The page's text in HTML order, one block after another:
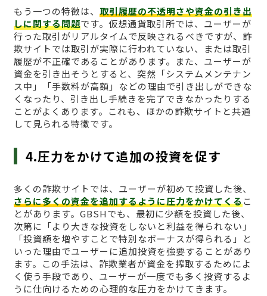
もう一つの特徴は、 取引履歴の不透明さや資金の引き出
しに関する問題です。仮想通貨取引所では、ユーザーが
行った取引がリアルタイムで反映されるべきですが、詐
欺サイトでは取引が実際に行われていない、または取引
履歴が不正確であることがあります。また、ユーザーが
資金を引き出そうとすると、突然「システムメンテナン
ス中」「手数料が高額」などの理由で引き出しができな
くなったり、引き出し手続きを完了できなかったりする
ことがよくあります。これも、ほかの詐欺サイトと共通
して見られる特徴です。
4.圧力をかけて追加の投資を促す
多くの詐欺サイトでは、ユーザーが初めて投資した後、
さらに多くの資金を追加するように圧力をかけてくるこ
とがあります。GBSHでも、最初に少額を投資した後、
次第に「より大きな投資をしないと利益を得られない」
「投資額を増やすことで特別なボーナスが得られる」と
いった理由でユーザーに追加投資を強要することがあり
ます。この手法は、詐欺業者が資金を搾取するためによ
く使う手段であり、ユーザーが一度でも多く投資するよ
うに仕向けるための心理的な圧力をかけてきます。